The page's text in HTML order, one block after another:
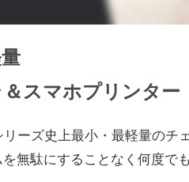
スマホプリンター
ーズ史上最小・最軽量のチ
無駄にすることなく何度で